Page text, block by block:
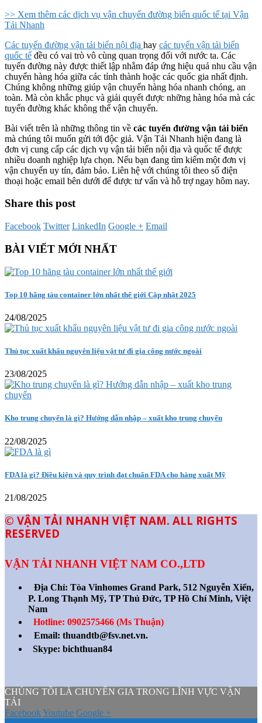
>> Xem thêm các dịch vụ vận chuyển đường biển quốc tế tại Vận
Tải Nhanh
Các tuyến đường vận tải biển nội địa hay các tuyến vận tải biển
quốc tế đều có vai trò vô cùng quan trọng đối với nước ta. Các
tuyến đường này được thiết lập nhằm đáp ứng hiệu quả nhu cầu vận
chuyển hàng hóa giữa các tỉnh thành hoặc các quốc gia nhất định.
Chúng không những giúp vận chuyển hàng hóa nhanh chóng, an
toàn. Mà còn khắc phục và giải quyết được những hàng hóa mà các
tuyến đường khác không thể vận chuyển.
Bài viết trên là những thông tin về các tuyến đường vận tải biển
mà chúng tôi muốn gửi tới độc giả. Vận Tải Nhanh hiện đang là
đơn vị cung cấp các dịch vụ vận tải biển nội địa và quốc tế được
nhiều doanh nghiệp lựa chọn. Nếu bạn đang tìm kiếm một đơn vị
vận chuyển uy tín, đảm bảo. Liên hệ với chúng tôi theo số điện
thoại hoặc email bên dưới để được tư vấn và hỗ trợ ngay hôm nay.
Share this post
Facebook Twitter LinkedIn Google + Email
BÀI VIẾT MỚI NHẤT
Top 10 hãng tàu container lớn nhất thế giới Cập nhật 2025
24/08/2025
Thủ tục xuất khẩu nguyên liệu vật tư đi gia công nước ngoài
23/08/2025
Kho trung chuyển là gì? Hướng dẫn nhập – xuất kho trung chuyển
22/08/2025
FDA là gì? Điều kiện và quy trình đạt chuẩn FDA cho hàng xuất Mỹ
21/08/2025
© VẬN TẢI NHANH VIỆT NAM. ALL RIGHTS
RESERVED
VẬN TẢI NHANH VIỆT NAM CO.,LTD
Địa Chỉ: Tòa Vinhomes Grand Park, 512 Nguyễn Xiển,
P. Long Thạnh Mỹ, TP Thủ Đức, TP Hồ Chí Minh, Việt
Nam
Hotline: 0902575466 (Ms Thuận)
Email: thuandtb@fsv.net.vn.
Skype: bichthuan84
CHÚNG TÔI LÀ CHUYÊN GIA TRONG LĨNH VỰC VẬN
TẢI
Facebook Youtube Google +